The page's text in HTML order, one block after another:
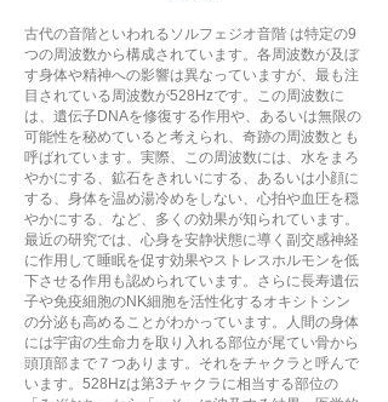
古代の音階といわれるソルフェジオ音階 は特定の9
つの周波数から構成されています。各周波数が及ぼ
す身体や精神への影響は異なっていますが、最も注
目されている周波数が528Hzです。この周波数に
は、遺伝子DNAを修復する作用や、あるいは無限の
可能性を秘めていると考えられ、奇跡の周波数とも
呼ばれています。実際、この周波数には、水をまろ
やかにする、鉱石をきれいにする、あるいは小顔に
する、身体を温め湯冷めをしない、心拍や血圧を穏
やかにする、など、多くの効果が知られています。
最近の研究では、心身を安静状態に導く副交感神経
に作用して睡眠を促す効果やストレスホルモンを低
下させる作用も認められています。さらに長寿遺伝
子や免疫細胞のNK細胞を活性化するオキシトシン
の分泌も高めることがわかっています。人間の身体
には宇宙の生命力を取り入れる部位が尾てい骨から
頭頂部まで７つあります。それをチャクラと呼んで
います。528Hzは第3チャクラに相当する部位の